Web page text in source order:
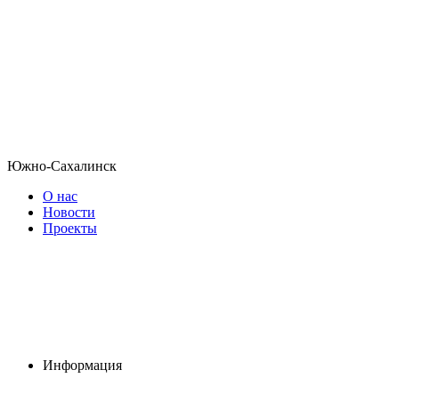
Южно-Сахалинск
О нас
Новости
Проекты
Информация